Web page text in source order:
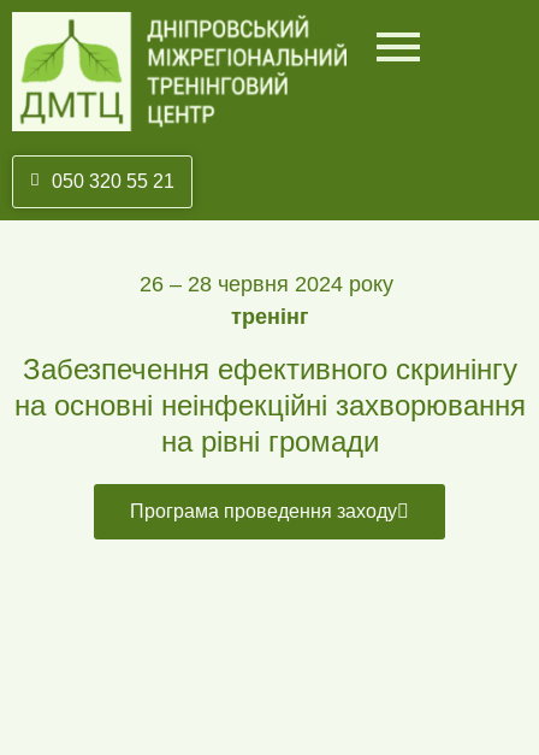
050 320 55 21
26 – 28 червня 2024 року
тренінг
Забезпечення ефективного скринінгу
на основні неінфекційні захворювання
на рівні громади
Програма проведення заходу